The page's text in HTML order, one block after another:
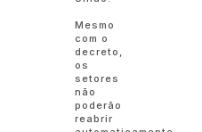
Mesmo
com o
decreto,
os
setores
não
poderão
reabrir